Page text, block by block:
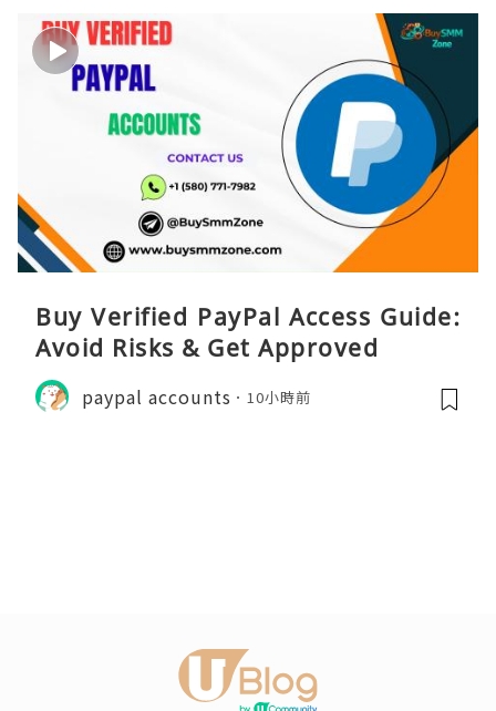
Buy Verified PayPal Access Guide:
Avoid Risks & Get Approved
paypal accounts 10小時前